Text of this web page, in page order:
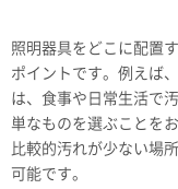
照明器具をどこに配置
ポイントです。例えば
は、食事や日常生活で
単なものを選ぶことを
比較的汚れが少ない場
可能です。